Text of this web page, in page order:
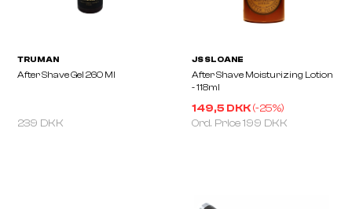
After Shave Balm Face & Scalp
Shaving Gel 260 Ml
239 DKK
149,5 DKK(-25%)
Ord. Price199 DKK